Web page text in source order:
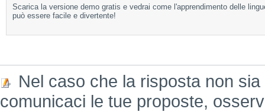
Scarica la versione demo gratis e vedrai come l'apprendimento delle
può essere facile e divertente!
Nel caso che la risposta non
comunicaci le tue proposte,